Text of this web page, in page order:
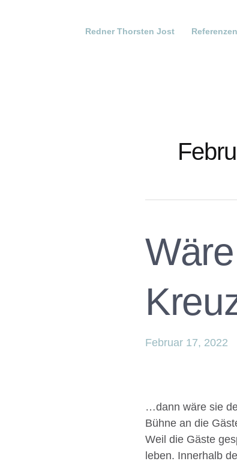
Redner Thorsten Jost Referenzen
Februar 17, 2022
…dann wäre sie
Bühne an die
Weil die Gäste
leben. Innerhalb